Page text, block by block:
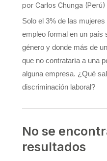
por Carlos Chunga (Perú)
Solo el 3% de las
empleo formal en un país
género y donde más de
que no contrataría a una
alguna empresa. ¿Qué
discriminación laboral?
No se
resultados